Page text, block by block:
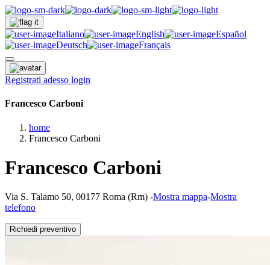
Italiano English
Español
Deutsch
Français
Registrati adesso login
Francesco Carboni
home
Francesco Carboni
Francesco Carboni
Via S. Talamo 50, 00177 Roma (Rm) -Mostra mappa-Mostra
telefono
Richiedi preventivo